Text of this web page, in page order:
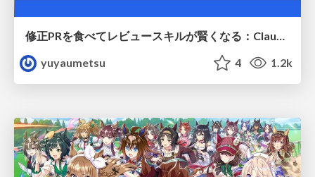
修正PRを食べてレビュースキルが賢くなる：Claude Codeによる自己改善サイクル
yuyaumetsu
4 1.2k